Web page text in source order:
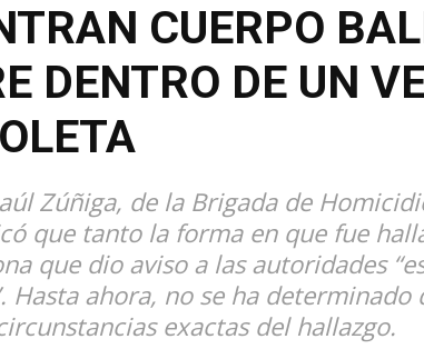
CUERPO
DENTRO DE UN
Zúñiga, de la Brigada de
que tanto la forma en que fue
que dio aviso a las autoridades
Hasta ahora, no se ha
exactas del hallazgo.